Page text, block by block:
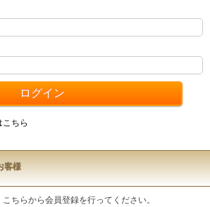
ちら
客様
ちらから会員登録を行ってください。